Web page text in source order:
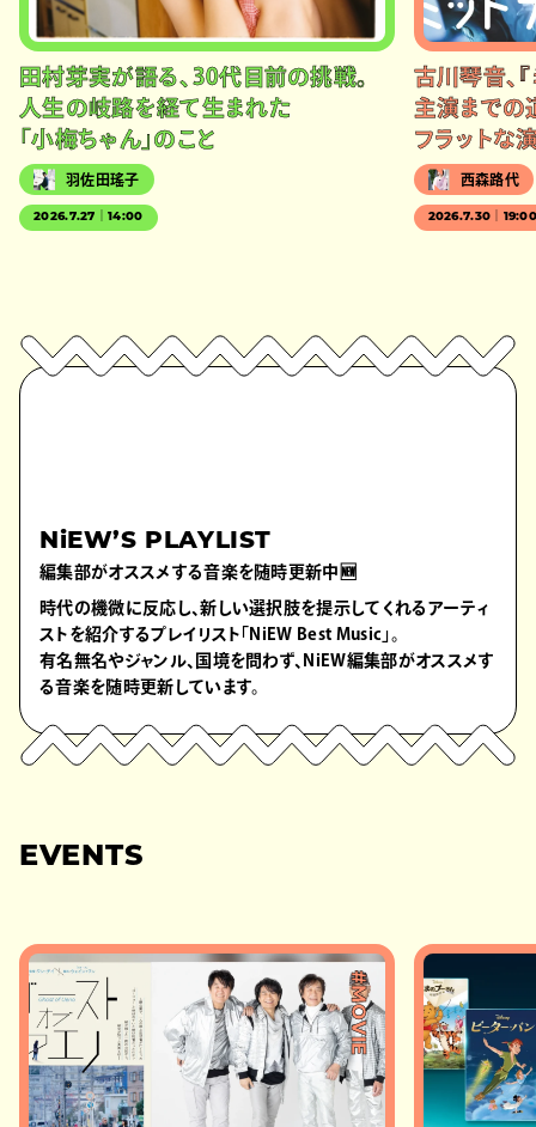
田村芽実が語る、30代目前の挑戦。
人生の岐路を経て生まれた
「小梅ちゃん」のこと
羽佐田瑤子
2026.7.27｜14:00
古川琴音、
主演までの
フラットな
西森路代
2026.7.30｜
NiEW’S PLAYLIST
編集部がオススメする音楽を随時更新中🆕
時代の機微に反応し、新しい選択肢を提示してくれるアーティ
ストを紹介するプレイリスト「NiEW Best Music」。
有名無名やジャンル、国境を問わず、NiEW編集部がオススメす
る音楽を随時更新しています。
EVENTS
#MOVIE